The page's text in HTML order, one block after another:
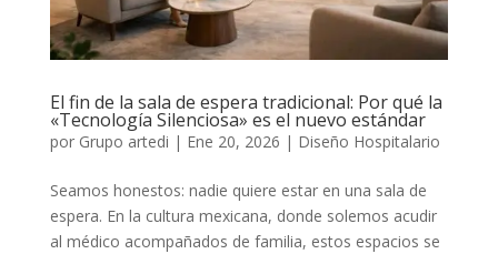
El fin de la sala de espera tradicional: Por qué la
«Tecnología Silenciosa» es el nuevo estándar
por Grupo artedi | Ene 20, 2026 | Diseño Hospitalario
Seamos honestos: nadie quiere estar en una sala de
espera. En la cultura mexicana, donde solemos acudir
al médico acompañados de familia, estos espacios se